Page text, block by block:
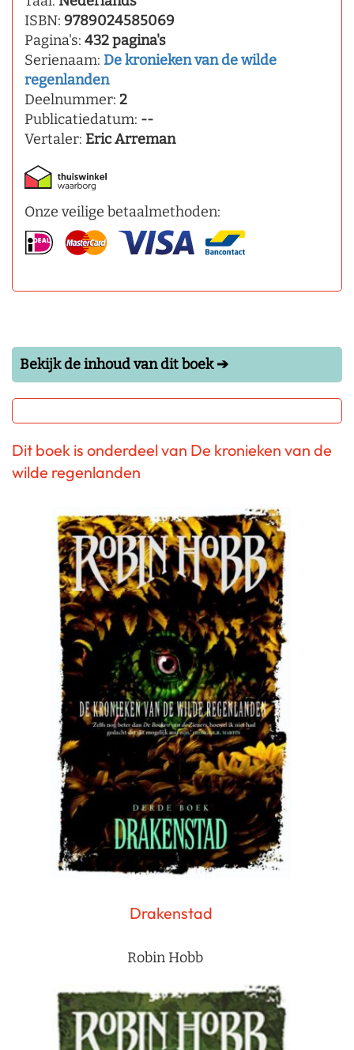
ISBN: 9789024585069
Pagina's: 432 pagina's
Serienaam: De kronieken van de wilde
regenlanden
Deelnummer: 2
Publicatiedatum: --
Vertaler: Eric Arreman
Onze veilige betaalmethoden:
Bekijk de inhoud van dit boek ➔
Dit boek is onderdeel van De kronieken van de
wilde regenlanden
Drakenstad
Robin Hobb